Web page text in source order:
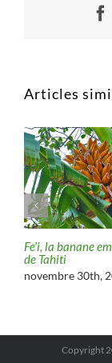
Articles
Fe’i, la banane
de Tahiti
novembre 30th,
Copyright